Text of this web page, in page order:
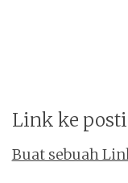
Link ke
Buat sebuah